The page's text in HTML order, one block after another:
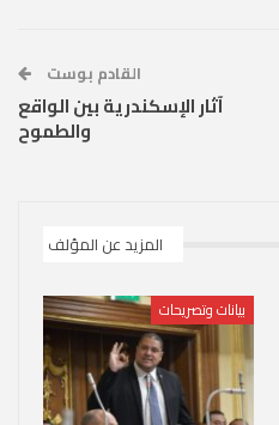
القادم بوست
آثار الإسكندرية بين الواقع
والطموح
المزيد عن المؤلف
بيانات وتصريحات